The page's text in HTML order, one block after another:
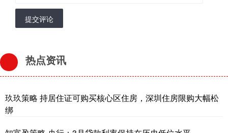
提交评论
热点资讯
玖玖策略 持居住证可购买核心区住房，深圳住房限购大幅松
绑